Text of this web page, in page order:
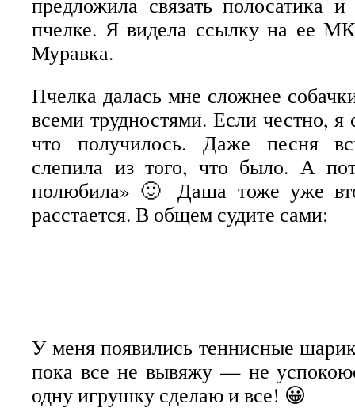
пчелке. Я видела ссылку на ее
Муравка.
Пчелка далась мне сложнее
всеми трудностями. Если честно, я
что получилось. Даже песня
слепила из того, что было. А
полюбила» 🙂 Даша тоже уже
расстается. В общем судите сами:
У меня появились теннисные
пока все не вывяжу — не
одну игрушку сделаю и все! 😀